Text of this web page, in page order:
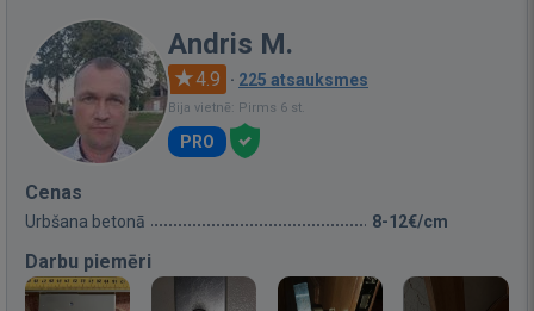
Andris M.
4.9 · 225 atsauksmes
Bija vietnē: Pirms 6 st.
PRO
Cenas
Urbšana betonā 8-12€/cm
Darbu piemēri